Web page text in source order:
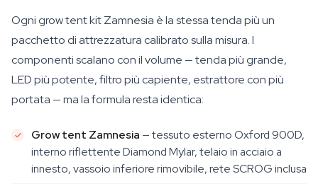
Ogni grow tent kit Zamnesia è la stessa tenda più un
pacchetto di attrezzatura calibrato sulla misura. I
componenti scalano con il volume — tenda più grande,
LED più potente, filtro più capiente, estrattore con più
portata — ma la formula resta identica:
Grow tent Zamnesia — tessuto esterno Oxford 900D,
interno riflettente Diamond Mylar, telaio in acciaio a
innesto, vassoio inferiore rimovibile, rete SCROG inclusa